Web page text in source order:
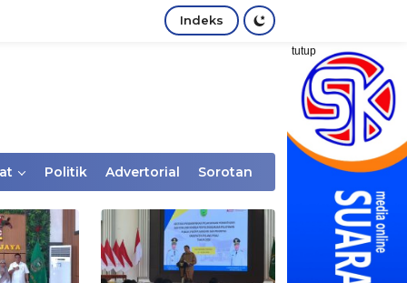
Indeks
tutup
Politik Advertorial Sorotan